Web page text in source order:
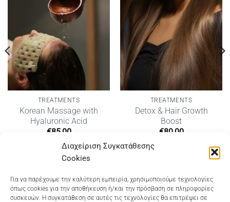
Διαχείριση Συγκατάθεσης
Cookies
Για να παρέχουμε την καλύτερη εμπειρία, χρησιμοποιούμε τεχνολογίες
όπως cookies για την αποθήκευση ή/και την πρόσβαση σε πληροφορίες
συσκευών. Η συγκατάθεση σε αυτές τις τεχνολογίες θα επιτρέψει σε
TREATMENTS
Korean Massage with
Hyaluronic Acid
€85,00
TREATMENTS
Detox & Hair Growth
Boost
€80,00
Dioni Hair Care, Ζυμβρακάκηδων 33, τηλ 28210
91906